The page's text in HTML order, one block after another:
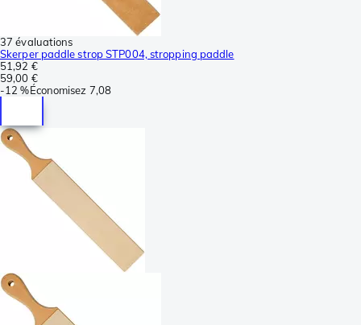
37 évaluations
Skerper paddle strop STP004, stropping paddle
51,92 €
59,00 €
-12 %Économisez 7,08